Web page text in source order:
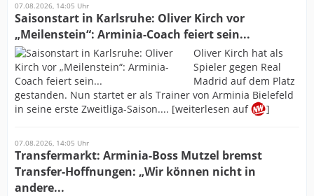
07.08.2026, 14:05 Uhr
Saisonstart in Karlsruhe: Oliver Kirch vor
„Meilenstein“: Arminia-Coach feiert sein...
Oliver Kirch hat als
Spieler gegen Real
Madrid auf dem Platz
gestanden. Nun startet er als Trainer von Arminia Bielefeld
in seine erste Zweitliga-Saison.... [weiterlesen auf
]
07.08.2026, 14:05 Uhr
Transfermarkt: Arminia-Boss Mutzel bremst
Transfer-Hoffnungen: „Wir können nicht in
andere...